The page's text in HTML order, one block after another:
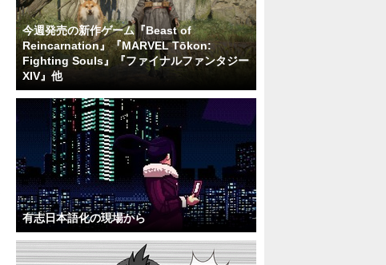
今週発売の新作ゲーム『Beast of
Reincarnation』『MARVEL Tōkon:
Fighting Souls』『ファイナルファンタジー
XIV』他
有志日本語化の現場から